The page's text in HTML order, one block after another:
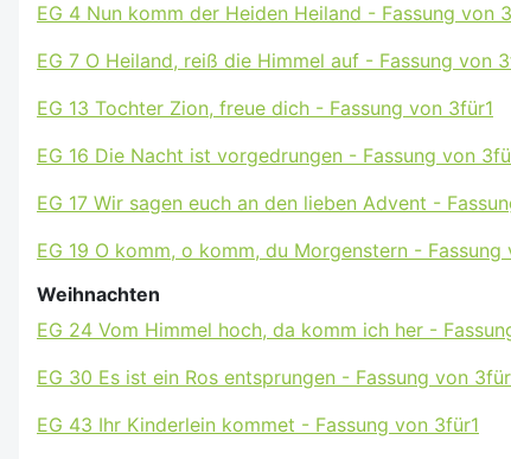
EG 4 Nun komm der Heiden Heiland - Fassung von
EG 7 O Heiland, reiß die Himmel auf - Fassung von
EG 13 Tochter Zion, freue dich - Fassung von 3für1
EG 16 Die Nacht ist vorgedrungen - Fassung von
EG 17 Wir sagen euch an den lieben Advent -
EG 19 O komm, o komm, du Morgenstern - Fassung
Weihnachten
EG 24 Vom Himmel hoch, da komm ich her -
EG 30 Es ist ein Ros entsprungen - Fassung von
EG 43 Ihr Kinderlein kommet - Fassung von 3für1